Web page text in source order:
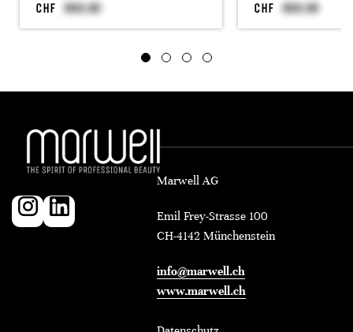
CHF CHF
Marwell AG
Emil Frey-Strasse 100
CH-4142 Münchenstein
info@marwell.ch
www.marwell.ch